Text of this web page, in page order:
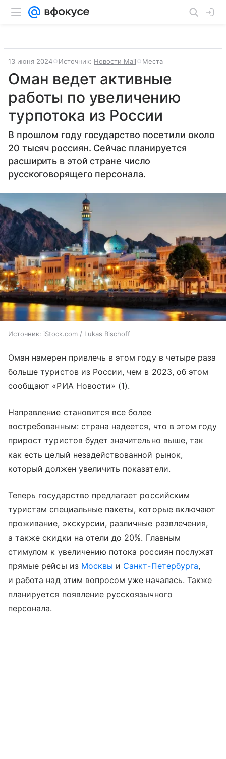
13 июня 2024 Источник: Новости Mail Места
Оман ведет активные
работы по увеличению
турпотока из России
В прошлом году государство посетили около
20 тысяч россиян. Сейчас планируется
расширить в этой стране число
русскоговорящего персонала.
Источник: iStock.com / Lukas Bischoff
Оман намерен привлечь в этом году в четыре раза
больше туристов из России, чем в 2023, об этом
сообщают «РИА Новости» (1).
Направление становится все более
востребованным: страна надеется, что в этом году
прирост туристов будет значительно выше, так
как есть целый незадействованной рынок,
который должен увеличить показатели.
Теперь государство предлагает российским
туристам специальные пакеты, которые включают
проживание, экскурсии, различные развлечения,
а также скидки на отели до 20%. Главным
стимулом к увеличению потока россиян послужат
прямые рейсы из Москвы и Санкт-Петербурга,
и работа над этим вопросом уже началась. Также
планируется появление русскоязычного
персонала.